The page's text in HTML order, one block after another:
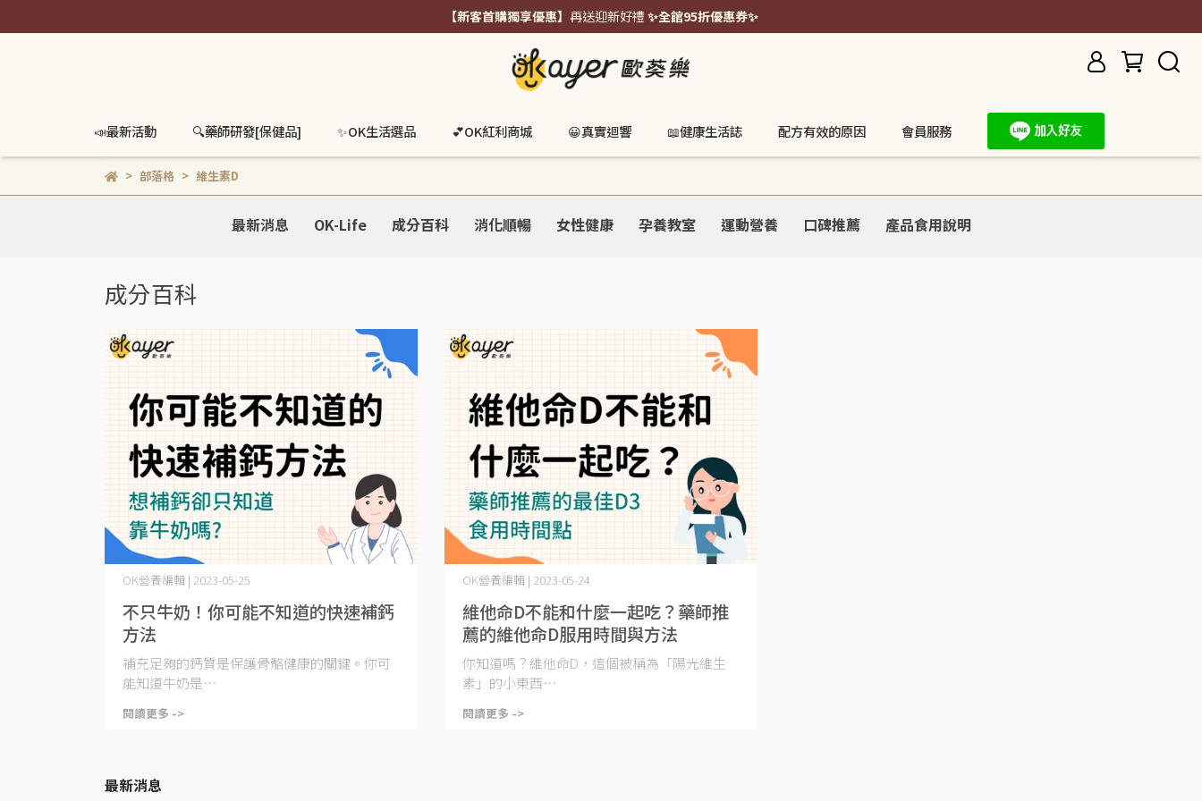
【新客首購獨享優惠】 再送迎新好禮 ✨全館95折優惠券✨
📣最新活動 🔍️藥師研發[保健品] ✨OK生活選品 💕OK紅利商城 😀真實迴響 📖健康生活誌 配方有效的原因 會員服務
部落格 維生素D
最新消息 OK-Life 成分百科 消化順暢 女性健康 孕養教室 運動營養 口碑推薦 產品食用說明
成分百科
不只牛奶！你可能不知道的快速補鈣
方法
OK營養編輯 | 2023-05-25
補充足夠的鈣質是保護骨骼健康的關鍵。你可
能知道牛奶是⋯
閱讀更多 ->
維他命D不能和什麼一起吃？藥師推
薦的維他命D服用時間與方法
OK營養編輯 | 2023-05-24
你知道嗎？維他命D，這個被稱為「陽光維生
素」的小東西⋯
閱讀更多 ->
最新消息